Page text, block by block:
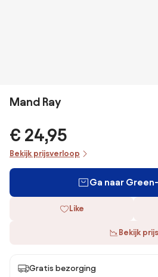
Mand Ray
€ 24,95
Bekijk prijsverloop
Ga naar
Like
Bekijk prijs
Gratis bezorging